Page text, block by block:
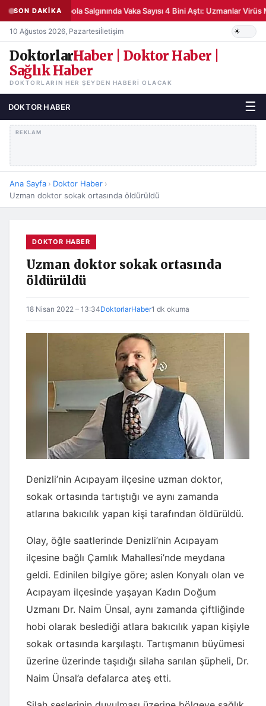
SON DAKİKAEbola Salgınında Vaka Sayısı 4 Bini Aştı: Uzmanlar
10 Ağustos 2026, Pazartesiİletişim
DoktorlarHaber | Doktor Haber |
Sağlık Haber
DOKTORLARIN HER ŞEYDEN HABERI OLACAK
DOKTOR HABER ☰
REKLAM
Ana Sayfa › Doktor Haber ›
Uzman doktor sokak ortasında öldürüldü
DOKTOR HABER
Uzman doktor sokak ortasında
öldürüldü
18 Nisan 2022 – 13:34DoktorlarHaber1 dk okuma
Denizli’nin Acıpayam ilçesine uzman doktor,
sokak ortasında tartıştığı ve aynı zamanda
atlarına bakıcılık yapan kişi tarafından öldürüldü.
Olay, öğle saatlerinde Denizli’nin Acıpayam
ilçesine bağlı Çamlık Mahallesi’nde meydana
geldi. Edinilen bilgiye göre; aslen Konyalı olan ve
Acıpayam ilçesinde yaşayan Kadın Doğum
Uzmanı Dr. Naim Ünsal, aynı zamanda çiftliğinde
hobi olarak beslediği atlara bakıcılık yapan kişiyle
sokak ortasında karşılaştı. Tartışmanın büyümesi
üzerine üzerinde taşıdığı silaha sarılan şüpheli, Dr.
Naim Ünsal’a defalarca ateş etti.